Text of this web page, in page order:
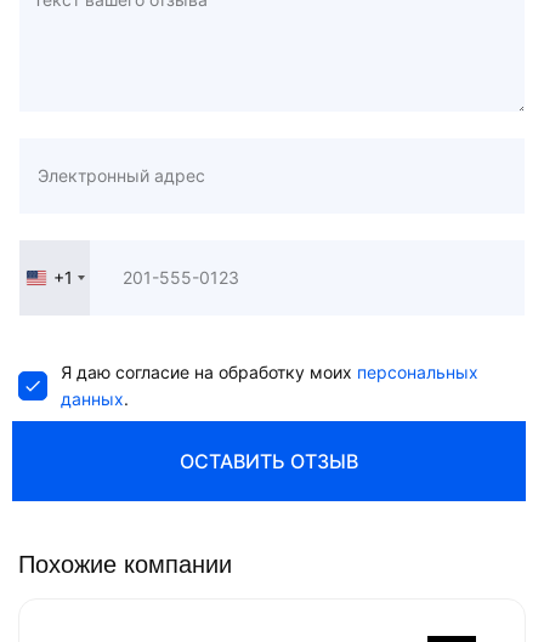
United
+1
Я даю согласие на обработку моих персональных
данных.
ОСТАВИТЬ ОТЗЫВ
Похожие компании